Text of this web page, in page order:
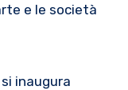
e le società
inaugura